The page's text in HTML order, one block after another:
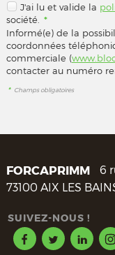
J'ai lu et valide la
société.
*
Informé(e) de la
coordonnées
commerciale (
contacter au numéro
* Champs obligatoires
FORCAPRIMM
6
73100 AIX LES
SUIVEZ-NOUS !